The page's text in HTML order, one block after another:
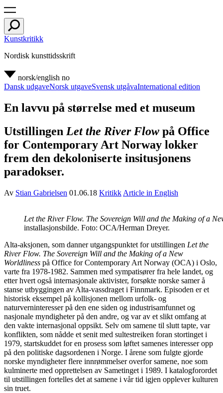
Kunstkritikk
Nordisk kunsttidsskrift
norsk/english no
Dansk udgaveNorsk utgaveSvensk utgåvaInternational edition
En lavvu på størrelse med et museum
Utstillingen Let the River Flow på Office
for Contemporary Art Norway lokker
frem den dekoloniserte insitusjonens
paradokser.
Av Stian Gabrielsen 01.06.18 Kritikk Article in English
Let the River Flow. The Sovereign Will and the Making of a
installasjonsbilde. Foto: OCA/Herman Dreyer.
Alta-aksjonen, som danner utgangspunktet for utstillingen Let the
River Flow. The Sovereign Will and the Making of a New
Worldliness på Office for Contemporary Art Norway (OCA) i Oslo,
varte fra 1978-1982. Sammen med sympatisører fra hele landet, og
etter hvert også internasjonale aktivister, forsøkte norske samer å
stanse utbyggingen av Alta-vassdraget i Finnmark. Episoden er et
historisk eksempel på kollisjonen mellom urfolk- og
naturverninteresser på den ene siden og industrisamfunnet og
nasjonale myndigheter på den andre, og var av et slikt omfang at
den vakte internasjonal oppsikt. Selv om samene til slutt tapte, var
konflikten, som nådde et senit med sultestreiken foran stortinget i
1979, startskuddet for en prosess som løftet samenes interesser opp
på den politiske dagsordenen i Norge. I årene som fulgte gjorde
norske myndigheter flere innrømmelser overfor samene, noe som
kulminerte med opprettelsen av Sametinget i 1989. I katalogforordet
til utstillingen fortelles det at samene i vår tid igjen opplever kulturen
sin truet.